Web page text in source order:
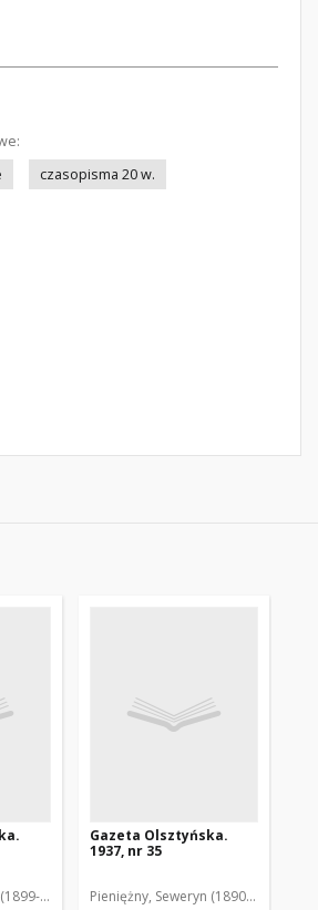
czasopisma 20 w.
1975). Red.
Gazeta Olsztyńska.
1937, nr 35
Pieniężny, Seweryn (1890-1940). Red.